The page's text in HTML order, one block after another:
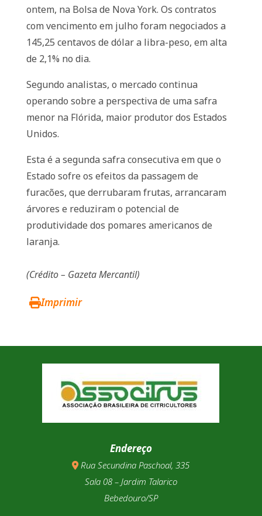
ontem, na Bolsa de Nova York. Os contratos
com vencimento em julho foram negociados a
145,25 centavos de dólar a libra-peso, em alta
de 2,1% no dia.
Segundo analistas, o mercado continua
operando sobre a perspectiva de uma safra
menor na Flórida, maior produtor dos Estados
Unidos.
Esta é a segunda safra consecutiva em que o
Estado sofre os efeitos da passagem de
furacões, que derrubaram frutas, arrancaram
árvores e reduziram o potencial de
produtividade dos pomares americanos de
laranja.
(Crédito – Gazeta Mercantil)
Imprimir
Endereço
Rua Secundina Paschoal, 335
Sala 08 – Jardim Talarico
Bebedouro/SP